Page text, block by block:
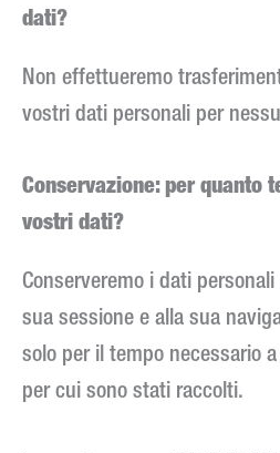
dati?
Non effettueremo
vostri dati personali per
Conservazione: per quanto
vostri dati?
Conserveremo i dati
sua sessione e alla sua
solo per il tempo necessario
per cui sono stati raccolti.